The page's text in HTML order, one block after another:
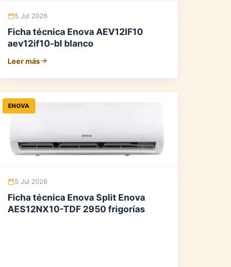
5 Jul 2026
Ficha técnica Enova AEV12IF10
aev12if10-bl blanco
Leer más
ENOVA
5 Jul 2026
Ficha técnica Enova Split Enova
AES12NX10-TDF 2950 frigorías